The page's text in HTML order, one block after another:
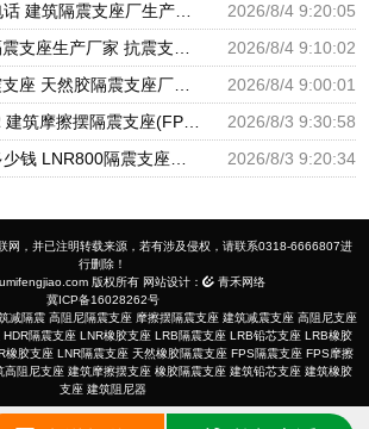
2026/8/4 9:20:05
2026/8/4 9:10:02
2026/8/4 9:00:01
2026/8/3 9:30:58
2026/8/3 9:20:34
网，并已注明转载来源，若有涉及侵权，请联系0318-6666807进
行删除！
版权所有 网站设计：
青禾网络
冀ICP备16028262号
减隔震 高阻尼隔震支座 摩擦摆隔震支座 建筑减震支座 高阻尼支座
HDR隔震支座 LNR橡胶支座 LRB隔震支座 LRB铅芯支座 LRB橡胶
橡胶支座 LNR隔震支座 天然橡胶隔震支座 FPS隔震支座 FPS摩擦
高阻尼支座 建筑摩擦摆支座 橡胶隔震支座 建筑铅芯支座 建筑橡胶
支座 建筑阻尼器